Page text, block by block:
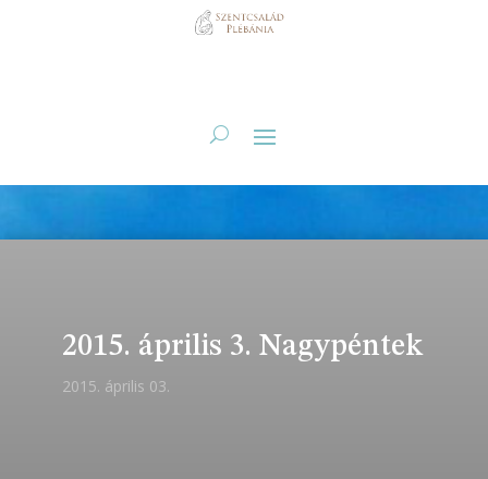
2015. április 3. Nagypéntek
2015. április 03.